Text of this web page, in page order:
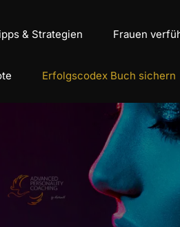
& Strategien Frauen
Erfolgscodex Buch sichern